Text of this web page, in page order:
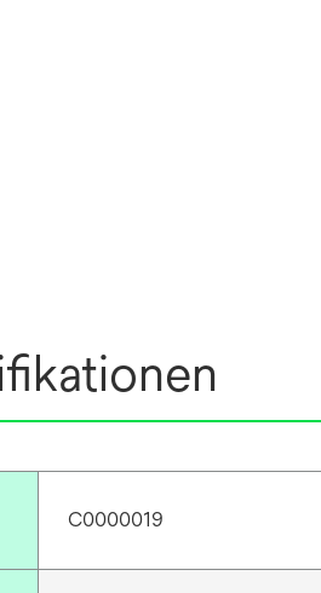
C0000019